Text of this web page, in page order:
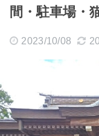
間・駐車場・
2023/10/08